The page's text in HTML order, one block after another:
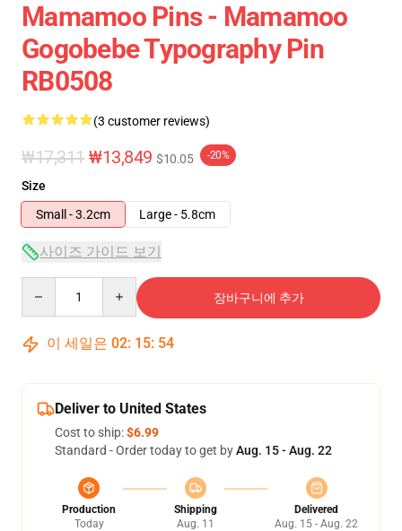
Mamamoo Pins - Mamamoo
Gogobebe Typography Pin
RB0508
(3 customer reviews)
₩17,311 ₩13,849 $10.05 -20%
Size
Small - 3.2cm
Large - 5.8cm
사이즈 가이드 보기
장바구니에 추가
이 세일은 02: 15: 53
Deliver to United States
Cost to ship:$6.99
Standard - Order today to get byAug. 15 - Aug. 22
Production
Today
Shipping
Aug. 11
Delivered
Aug. 15 - Aug. 22